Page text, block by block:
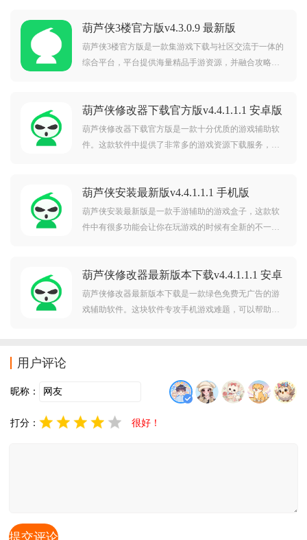
葫芦侠3楼官方版v4.3.0.9 最新版
葫芦侠3楼官方版是一款集游戏下载与社区交流于一体的
综合平台，平台提供海量精品手游资源，并融合攻略资
朋友快来下载体验吧！
葫芦侠修改器下载官方版v4.4.1.1.1 安卓版
葫芦侠修改器下载官方版是一款十分优质的游戏辅助软
件。这款软件中提供了非常多的游戏资源下载服务，而
合的朋友进行交流是一件非常不错的事情，感兴趣的朋
友快来下载体验吧。
葫芦侠安装最新版v4.4.1.1.1 手机版
葫芦侠安装最新版是一款手游辅助的游戏盒子，这款软
件中有很多功能会让你在玩游戏的时候有全新的不一样
好，界面也都很整洁，是很多人都喜欢用的游戏盒子。
葫芦侠修改器最新版本下载v4.4.1.1.1 安卓
版
葫芦侠修改器最新版本下载是一款绿色免费无广告的游
戏辅助软件。这块软件专攻手机游戏难题，可以帮助减
用户评论
昵称：
打分： 很好！